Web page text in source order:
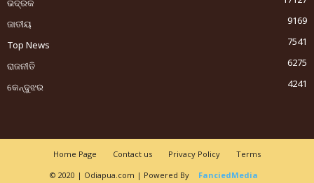
ଭଦ୍ରକ
ଜାତୀୟ
9169
Top News
7541
ରାଜନୀତି
6275
କେନ୍ଦୁଝର
4241
Home Page Contact us Privacy Policy
Terms
© 2020 | Odiapua.com | Powered By
FanciedMedia